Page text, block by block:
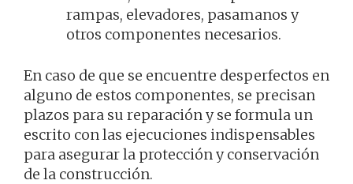
rampas, elevadores, pasamanos y
otros componentes necesarios.
En caso de que se encuentre desperfectos en
alguno de estos componentes, se precisan
plazos para su reparación y se formula un
escrito con las ejecuciones indispensables
para asegurar la protección y conservación
de la construcción.